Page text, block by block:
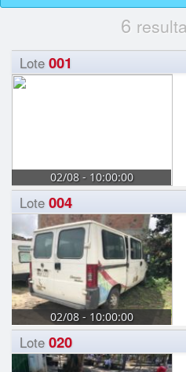
6
Lote 001
02/08 - 10:00:00
Lote 004
02/08 - 10:00:00
Lote 020